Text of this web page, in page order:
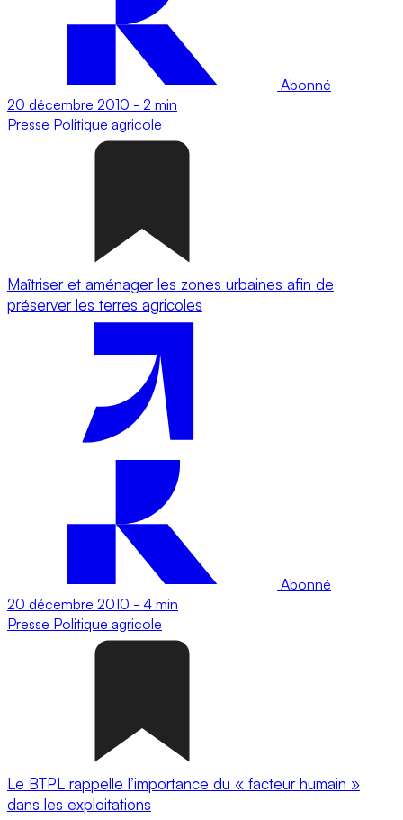
Abonné
20 décembre 2010 - 2 min
Presse Politique agricole
Maîtriser et aménager les zones urbaines afin de
préserver les terres agricoles
Abonné
20 décembre 2010 - 4 min
Presse Politique agricole
Le BTPL rappelle l’importance du « facteur humain »
dans les exploitations